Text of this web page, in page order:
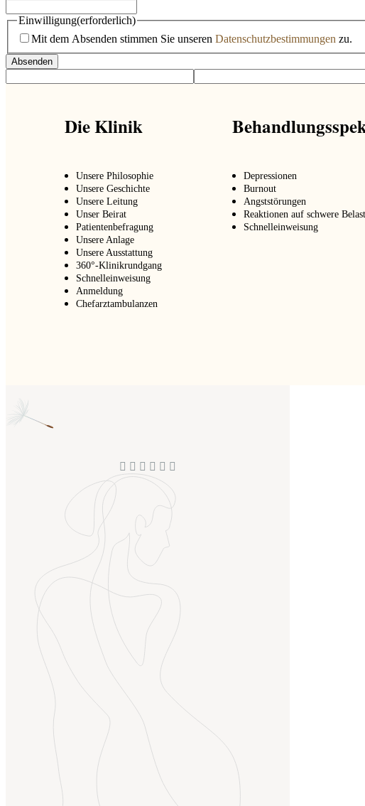
Einwilligung(erforderlich)
Mit dem Absenden stimmen Sie unseren Datenschutzbestimmungen zu.
Die Klinik
Unsere Philosophie
Unsere Geschichte
Unsere Leitung
Unser Beirat
Patientenbefragung
Unsere Anlage
Unsere Ausstattung
360°-Klinikrundgang
Schnelleinweisung
Anmeldung
Chefarztambulanzen
Depressionen
Burnout
Angststörungen
Reaktionen auf schwere
Schnelleinweisung